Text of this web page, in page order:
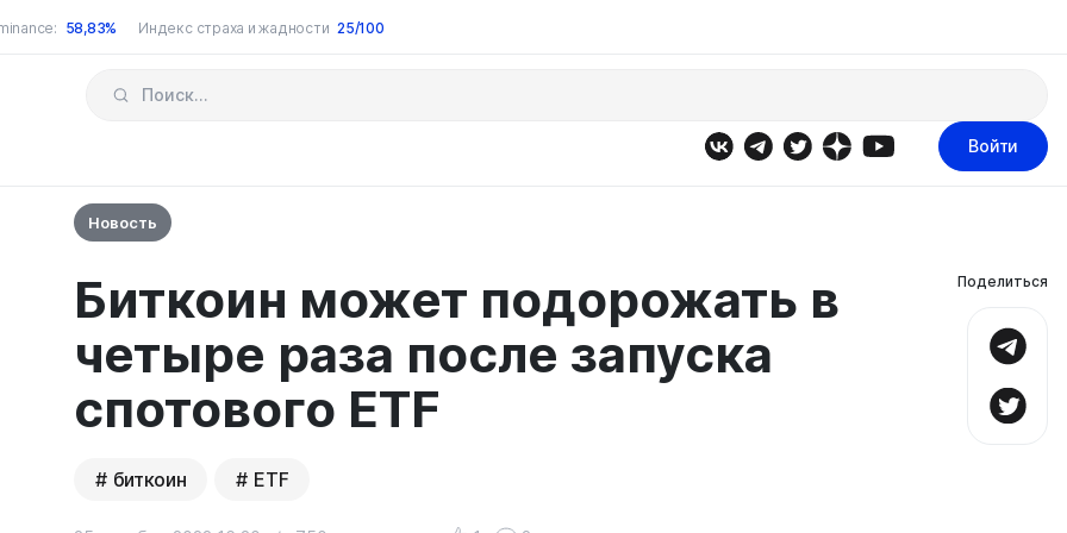
58,83% Индекс страха и жадности 25/100
Войти
Новость
Биткоин может подорожать в
четыре раза после запуска
спотового ETF
биткоин ETF
Поделиться